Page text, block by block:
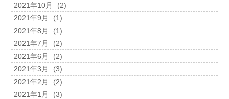
2021年10月
(2)
2021年9月
(1)
2021年8月
(1)
2021年7月
(2)
2021年6月
(2)
2021年3月
(3)
2021年2月
(2)
2021年1月
(3)